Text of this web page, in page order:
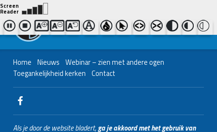
Contact ons
| Bel ons
038 - 427 04 48
Home Nieuws Webinar – zien met andere ogen
Toegankelijkheid kerken Contact
WebMan on Facebook
Als je door de website bladert,ga je akkoord met het gebruik van